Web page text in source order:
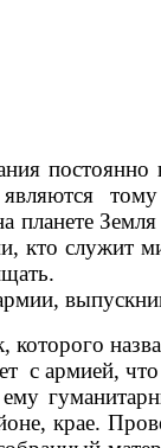
планете
кто служит
с армией,
крае.